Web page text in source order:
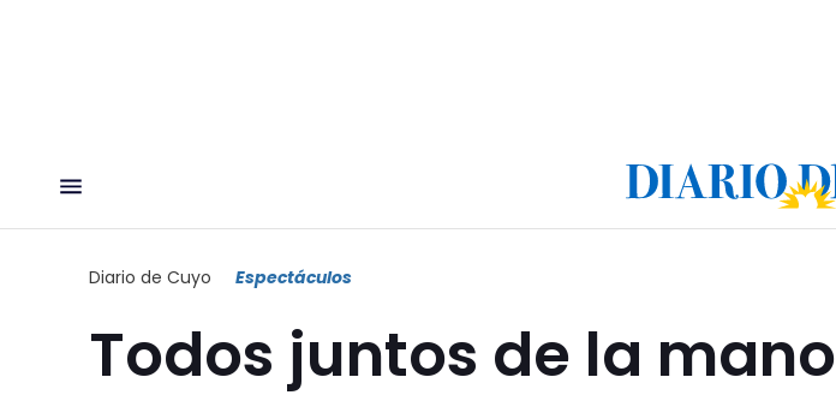
Diario de Cuyo Espectáculos
Todos juntos de la mano